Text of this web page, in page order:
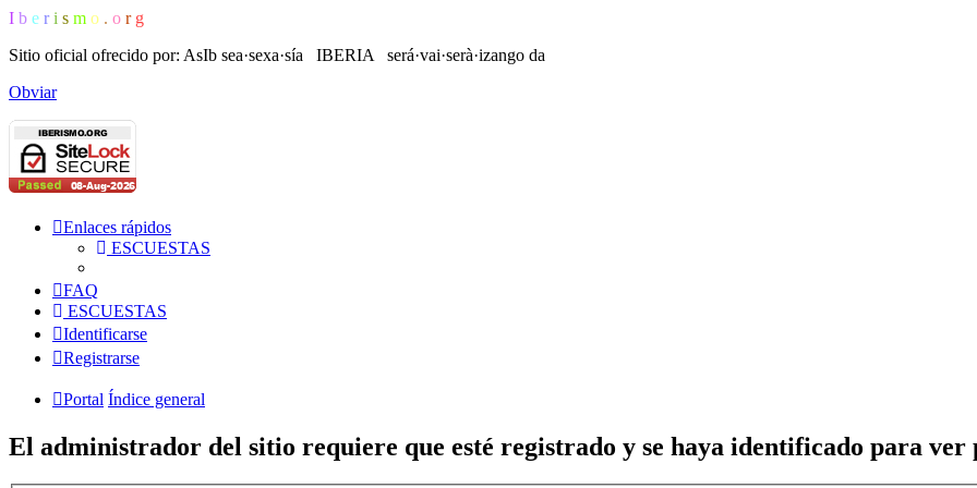
I b e r i s m o . o r g
Sitio oficial ofrecido por: AsIb sea·sexa·sía IBERIA será·vai·serà·izango da
Obviar
Enlaces rápidos
ESCUESTAS
FAQ
ESCUESTAS
Identificarse
Registrarse
Portal Índice general
El administrador del sitio requiere que esté registrado y se haya identificado para ver